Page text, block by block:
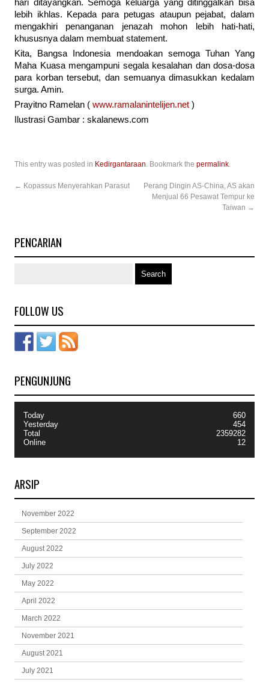
hari ditayangkan. Semoga keluarga yang ditinggalkan bisa
lebih ikhlas. Kepada para petugas ataupun pejabat, dalam
mengakhiri penanganan jenazah mohon lebih hati-hati,
khususnya dalam membuat statement.
Kita, Bangsa Indonesia mendoakan semoga Tuhan Yang
Maha Kuasa mengampuni segala kesalahan dan dosa-dosa
para korban tersebut, dan semuanya dimasukkan kedalam
surga. Amin.
Prayitno Ramelan ( www.ramalanintelijen.net )
Ilustrasi Gambar : skalanews.com
This entry was posted in Kedirgantaraan . Bookmark the permalink
← Kopassus Menyerahkan Parasut
Perang Dingin AS-China, AS akan
Menjual 66 Pesawat Tempur ke
Taiwan →
PENCARIAN
FOLLOW US
PENGUNJUNG
Today
Yesterday
Total
Online
660
454
2359282
12
ARSIP
November 2022
September 2022
August 2022
July 2022
May 2022
April 2022
March 2022
November 2021
August 2021
July 2021